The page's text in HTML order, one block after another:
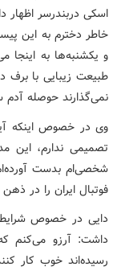
اسکی دربندرسر اظهار
خاطر دخترم به این
و یکشنبه‌ها به
طبیعت زیبایی با برف
نمی‌گذارند حوصله آدم
وی در خصوص اینکه
تصمیمی ندارم، این
شخصی‌ام بدست
فوتبال ایران را در ذهن
دایی در خصوص شرایط
داشت: آرزو می‌کنم
رسیده‌اند خوب کار